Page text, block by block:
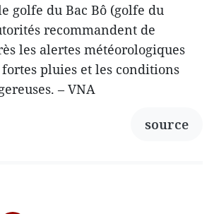
golfe du Bac Bô (golfe du
recommandent de
les alertes météorologiques
pluies et les conditions
– VNA
source